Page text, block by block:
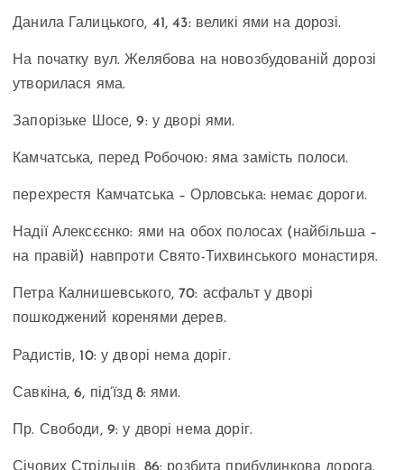
Данила Галицького, 41, 43: великі ями на дорозі.
На початку вул. Желябова на новозбудованій дорозі
утворилася яма.
Запорізьке Шосе, 9: у дворі ями.
Камчатська, перед Робочою: яма замість полоси.
перехрестя Камчатська – Орловська: немає дороги.
Надії Алексєєнко: ями на обох полосах (найбільша –
на правій) навпроти Свято-Тихвинського монастиря.
Петра Калнишевського, 70: асфальт у дворі
пошкоджений коренями дерев.
Радистів, 10: у дворі нема доріг.
Савкіна, 6, під’їзд 8: ями.
Пр. Свободи, 9: у дворі нема доріг.
Січових Стрільців, 86: розбита прибудинкова дорога.